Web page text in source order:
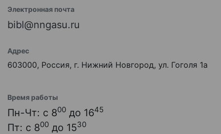
Электронная почта
bibl@nngasu.ru
Адрес
603000, Россия, г. Нижний Новгород, ул. Гоголя 1а
Время работы
Пн-Чт: с 800 до 1645
Пт: с 800 до 1530